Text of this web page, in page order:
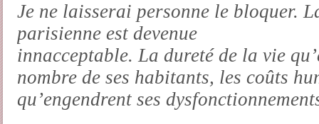
Je ne laisserai personne le bloquer.
parisienne est devenue
innacceptable. La dureté de la vie
nombre de ses habitants, les coûts
qu’engendrent ses